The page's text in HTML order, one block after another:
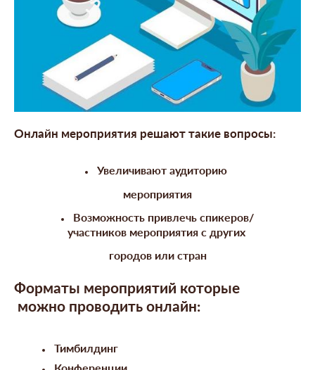
Онлайн мероприятия решают такие вопросы:
Увеличивают аудиторию
мероприятия
Возможность привлечь спикеров/
участников мероприятия с других
городов или стран
Форматы мероприятий которые
можно проводить онлайн:
Тимбилдинг